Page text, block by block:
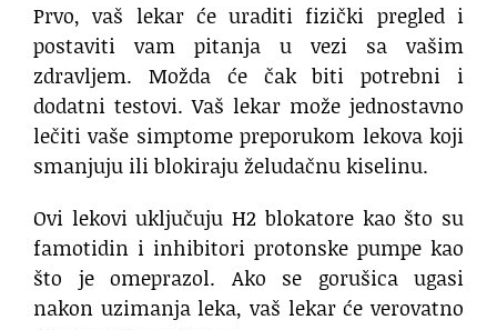
Prvo, vaš lekar će uraditi fizički pregled i
postaviti vam pitanja u vezi sa vašim
zdravljem. Možda će čak biti potrebni i
dodatni testovi. Vaš lekar može jednostavno
lečiti vaše simptome preporukom lekova koji
smanjuju ili blokiraju želudačnu kiselinu.
Ovi lekovi uključuju H2 blokatore kao što su
famotidin i inhibitori protonske pumpe kao
što je omeprazol. Ako se gorušica ugasi
nakon uzimanja leka, vaš lekar će verovatno